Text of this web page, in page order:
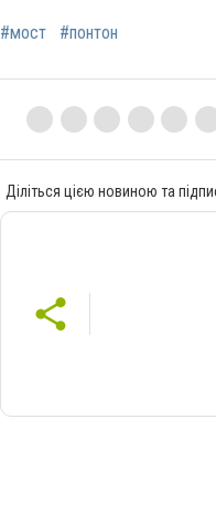
#мост #понтон
Діліться цією новиною та